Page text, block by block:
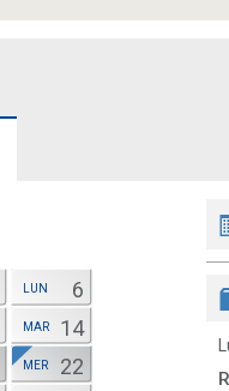
LUN 6
MAR 14
MER 22